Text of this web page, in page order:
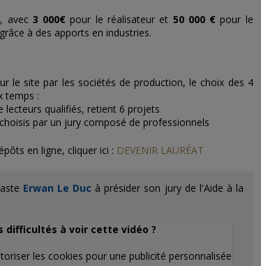
, avec 3 000€ pour le réalisateur et 50 000 € pour le
à des apports en industries.
le site par les sociétés de production, le choix des 4
temps :
lecteurs qualifiés, retient 6 projets
par un jury composé de professionnels
en ligne, cliquer ici : DEVENIR LAURÉAT
Erwan Le Duc à présider son jury de l'Aide à la
difficultés à voir cette vidéo ?
les cookies pour une publicité personnalisée